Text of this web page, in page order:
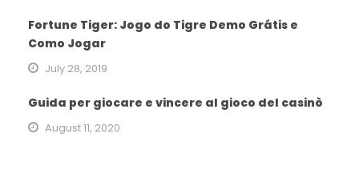
Fortune Tiger: Jogo do Tigre Demo Grátis e
Como Jogar
July 28, 2019
Guida per giocare e vincere al gioco del casinò
August 11, 2020